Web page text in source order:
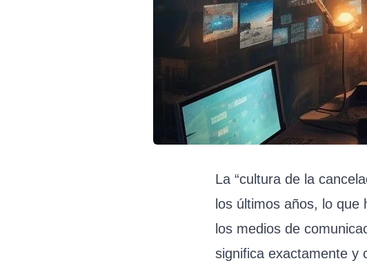
La “cultura de la
los últimos años, lo que
los medios de
significa exactamente y